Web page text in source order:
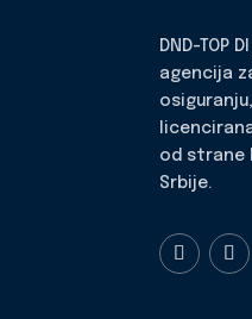
DND-TOP
agencija
od strane
Srbije.